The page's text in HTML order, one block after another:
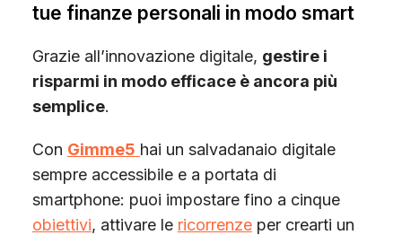
tue finanze personali in modo smart
Grazie all’innovazione digitale, gestire i
risparmi in modo efficace è ancora più
semplice.
Con Gimme5 hai un salvadanaio digitale
sempre accessibile e a portata di
smartphone: puoi impostare fino a cinque
obiettivi, attivare le ricorrenzeper crearti un